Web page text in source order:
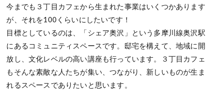
今までも３丁目カフェから生まれた事業はいくつかあります
が、それを100くらいにしたいです！
目標としているのは、「シェア奥沢」という多摩川線奥沢駅
にあるコミュニティスペースです。邸宅を構えて、地域に開
放し、文化レベルの高い講座も行っています。３丁目カフェ
もそんな素敵な人たちが集い、つながり、新しいものが生ま
れるスペースでありたいと思います。